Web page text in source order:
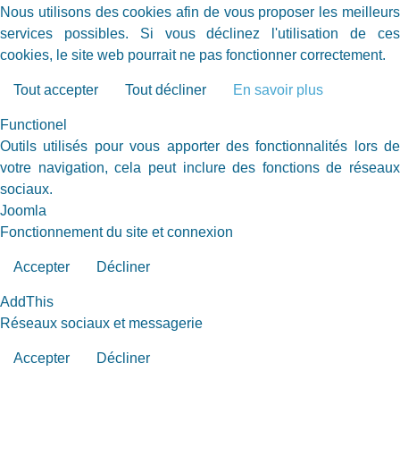
Nous utilisons des cookies afin de vous proposer les meilleurs
services possibles. Si vous déclinez l'utilisation de ces
cookies, le site web pourrait ne pas fonctionner correctement.
Tout accepter Tout décliner En savoir plus
Functionel
Outils utilisés pour vous apporter des fonctionnalités lors de
votre navigation, cela peut inclure des fonctions de réseaux
sociaux.
Joomla
Fonctionnement du site et connexion
Accepter Décliner
AddThis
Réseaux sociaux et messagerie
Accepter Décliner